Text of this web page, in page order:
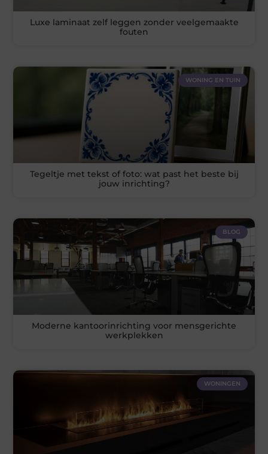
Luxe laminaat zelf leggen zonder veelgemaakte
fouten
WONING EN TUIN
Tegeltje met tekst of foto: wat past het beste bij
jouw inrichting?
BLOG
Moderne kantoorinrichting voor mensgerichte
werkplekken
WONINGEN